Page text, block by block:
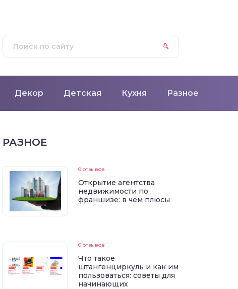
Декор Детская Кухня Разное
РАЗНОЕ
0 отзывов
Открытие агентства
недвижимости по
франшизе: в чем плюсы
0 отзывов
Что такое
штангенциркуль и как им
пользоваться: советы для
начинающих